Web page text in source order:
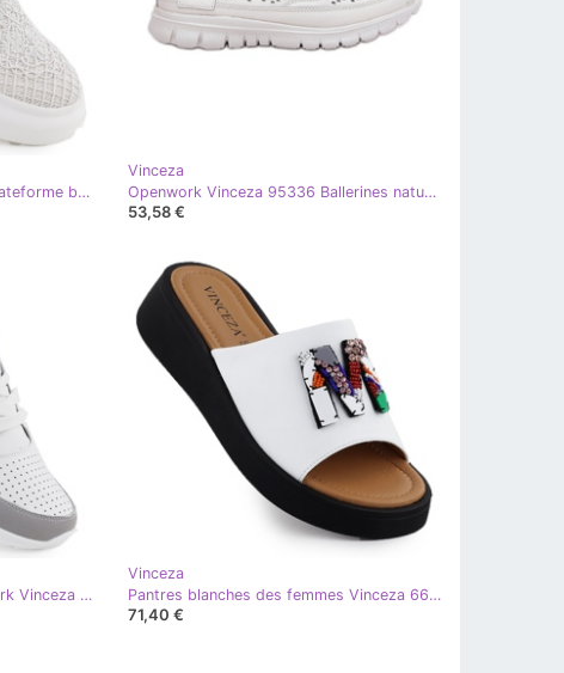
Chaussures féminines sur la plateforme blanche Vinceza 17371
Vinceza
Openwork Vinceza 95336 Ballerines naturelles blanc
53,58 €
Sneakers en cuir pour Openwork Vinceza 41487 blanc
Vinceza
Pantres blanches des femmes Vinceza 66623
71,40 €